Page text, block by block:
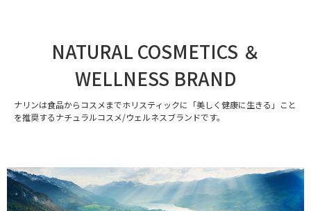
NATURAL COSMETICS ＆
WELLNESS BRAND
ナリンは食品からコスメまでホリスティックに「美しく健康に生きる」こと
を推奨するナチュラルコスメ/ウェルネスブランドです。